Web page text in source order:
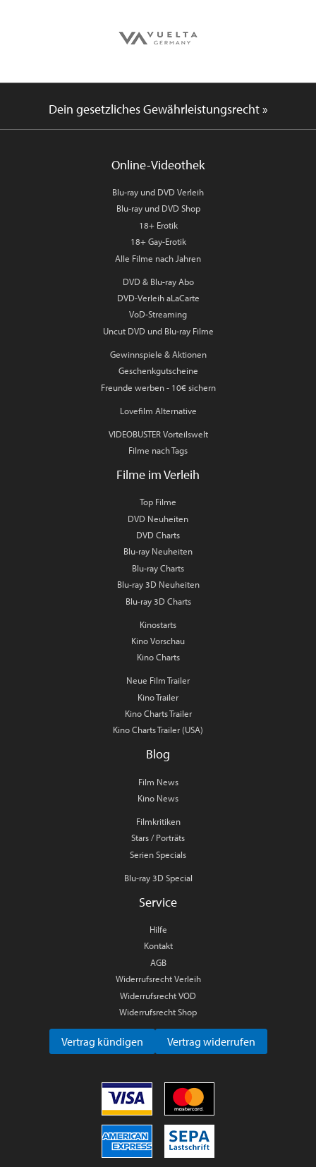
Dein gesetzliches Gewährleistungsrecht »
Online-Videothek
Blu-ray und DVD Verleih
Blu-ray und DVD Shop
18+ Erotik
18+ Gay-Erotik
Alle Filme nach Jahren
DVD & Blu-ray Abo
DVD-Verleih aLaCarte
VoD-Streaming
Uncut DVD und Blu-ray Filme
Gewinnspiele & Aktionen
Geschenkgutscheine
Freunde werben - 10€ sichern
Lovefilm Alternative
VIDEOBUSTER Vorteilswelt
Filme nach Tags
Filme im Verleih
Top Filme
DVD Neuheiten
DVD Charts
Blu-ray Neuheiten
Blu-ray Charts
Blu-ray 3D Neuheiten
Blu-ray 3D Charts
Kinostarts
Kino Vorschau
Kino Charts
Neue Film Trailer
Kino Trailer
Kino Charts Trailer
Kino Charts Trailer (USA)
Blog
Film News
Kino News
Filmkritiken
Stars / Porträts
Serien Specials
Blu-ray 3D Special
Service
Hilfe
Kontakt
AGB
Widerrufsrecht Verleih
Widerrufsrecht VOD
Widerrufsrecht Shop
Vertrag kündigen Vertrag widerrufen